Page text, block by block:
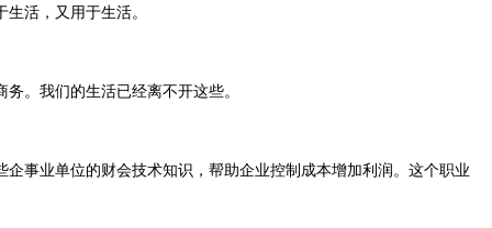
活，又用于生活。
。我们的生活已经离不开这些。
事业单位的财会技术知识，帮助企业控制成本增加利润。这个职业